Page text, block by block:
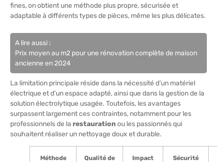
fines, on obtient une méthode plus propre, sécurisée et
adaptable à différents types de pièces, même les plus délicates.
A lire aussi :
Prix moyen au m2 pour une rénovation complète de maison
ancienne en 2024
La limitation principale réside dans la nécessité d’un matériel
électrique et d’un espace adapté, ainsi que dans la gestion de la
solution électrolytique usagée. Toutefois, les avantages
surpassent largement ces contraintes, notamment pour les
professionnels de la restaurationou les passionnés qui
souhaitent réaliser un nettoyage doux et durable.
Méthode
Qualité de
Impact
Sécurité